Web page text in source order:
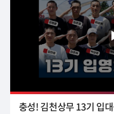
충성! 김천상무 13기 입